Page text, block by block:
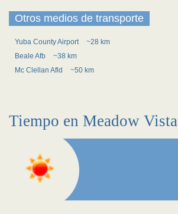
Otros medios de transporte
Yuba County Airport
~28 km
Beale Afb
~38 km
Mc Clellan Afld
~50 km
Tiempo en Meadow Vista